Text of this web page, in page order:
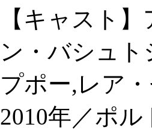
【キャスト
ン・バシュ
プポー,レア
2010年／ポ